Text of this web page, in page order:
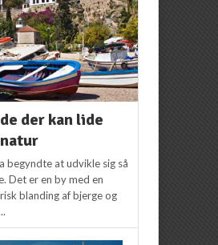
der kan lide
begyndte at udvikle sig så
Det er en by med en
blanding af bjerge og